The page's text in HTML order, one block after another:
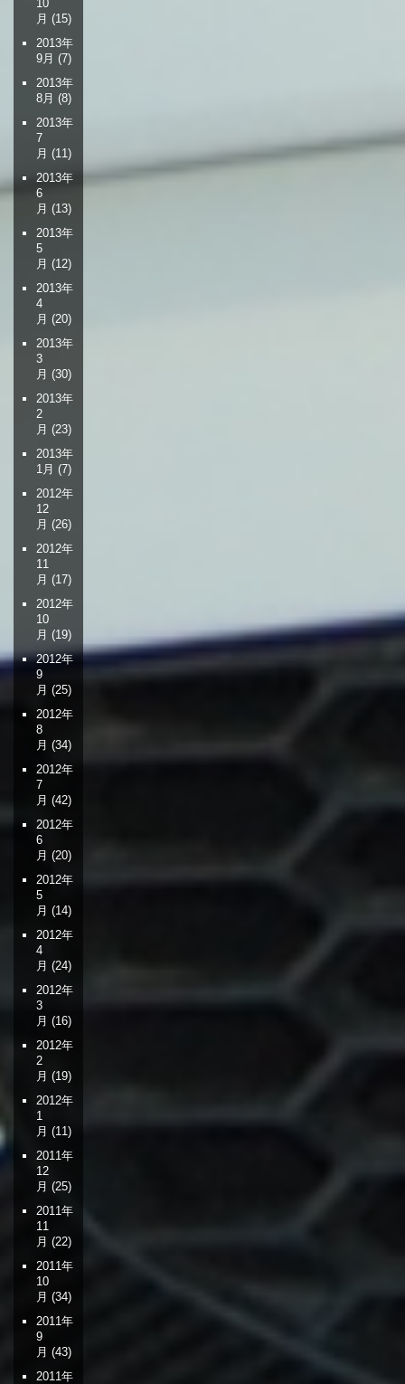
10
月 (15)
2013年
9月 (7)
2013年
8月 (8)
2013年
7
月 (11)
2013年
6
月 (13)
2013年
5
月 (12)
2013年
4
月 (20)
2013年
3
月 (30)
2013年
2
月 (23)
2013年
1月 (7)
2012年
12
月 (26)
2012年
11
月 (17)
2012年
10
月 (19)
2012年
9
月 (25)
2012年
8
月 (34)
2012年
7
月 (42)
2012年
6
月 (20)
2012年
5
月 (14)
2012年
4
月 (24)
2012年
3
月 (16)
2012年
2
月 (19)
2012年
1
月 (11)
2011年
12
月 (25)
2011年
11
月 (22)
2011年
10
月 (34)
2011年
9
月 (43)
2011年